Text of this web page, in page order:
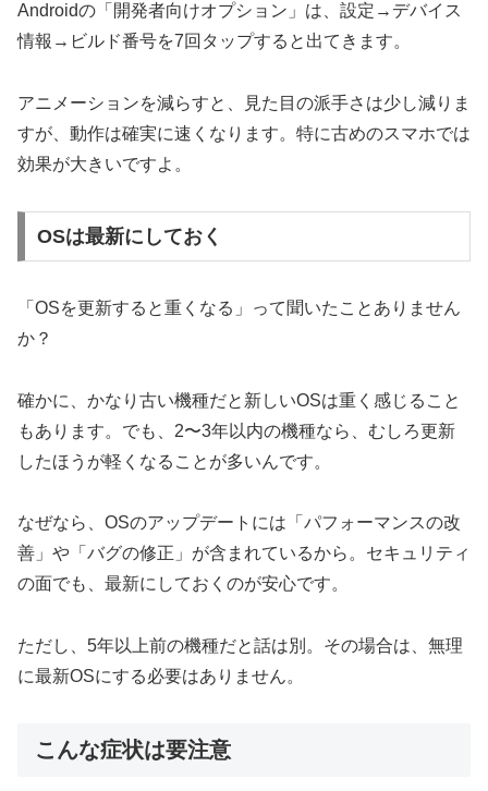
Androidの「開発者向けオプション」は、設定→デバイス
情報→ビルド番号を7回タップすると出てきます。
アニメーションを減らすと、見た目の派手さは少し減りま
すが、動作は確実に速くなります。特に古めのスマホでは
効果が大きいですよ。
OSは最新にしておく
「OSを更新すると重くなる」って聞いたことありません
か？
確かに、かなり古い機種だと新しいOSは重く感じること
もあります。でも、2〜3年以内の機種なら、むしろ更新
したほうが軽くなることが多いんです。
なぜなら、OSのアップデートには「パフォーマンスの改
善」や「バグの修正」が含まれているから。セキュリティ
の面でも、最新にしておくのが安心です。
ただし、5年以上前の機種だと話は別。その場合は、無理
に最新OSにする必要はありません。
こんな症状は要注意